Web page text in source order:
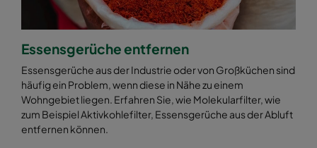
Essensgerüche entfernen
Essensgerüche aus der Industrie oder von Großküchen sind
häufig ein Problem, wenn diese in Nähe zu einem
Wohngebiet liegen. Erfahren Sie, wie Molekularfilter, wie
zum Beispiel Aktivkohlefilter, Essensgerüche aus der Abluft
entfernen können.